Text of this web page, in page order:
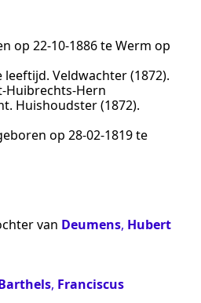
op 22‑10‑1886teWerm op
leeftijd. Veldwachter (1872).
Huibrechts-Hern
. Huishoudster (1872).
op 28‑02‑1819te
van Deumens, Hubert
, Franciscus